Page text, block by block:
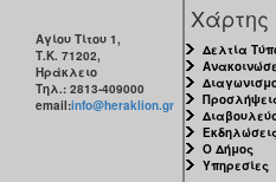
Αγίου Τίτου 1,
Τ.Κ. 71202,
Ηράκλειο
Τηλ.: 2813-409000
email:info@heraklion.gr
Χάρτης
Δελτία
Εκδηλώσεις
Ο Δήμος
Υπηρεσίες